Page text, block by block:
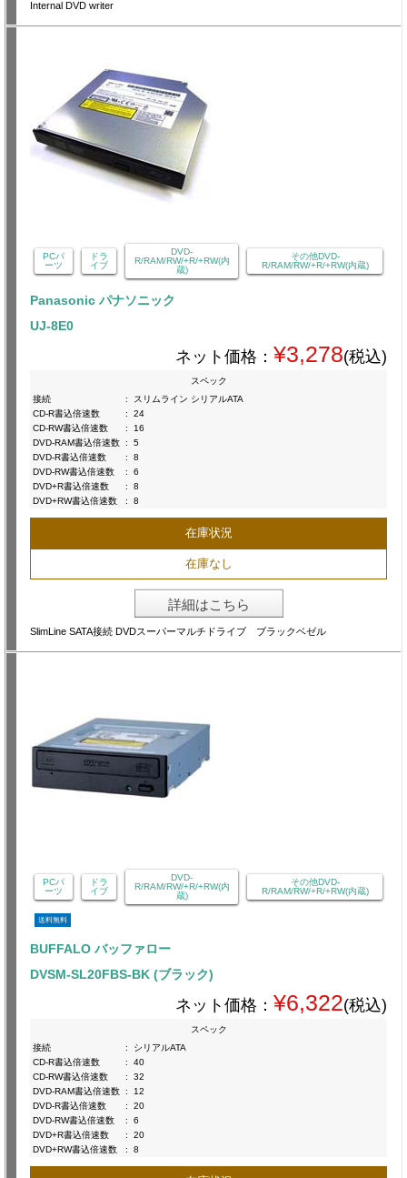
Internal DVD writer
PCパ
ーツ
ドラ
イブ
DVD-
R/RAM/RW/+R/+RW(内
蔵)
その他DVD-
R/RAM/RW/+R/+RW(内蔵)
Panasonic パナソニック
UJ-8E0
ネット価格： ¥3,278(税込)
スペック
接続
:
スリムライン シリアルATA
CD-R書込倍速数
:
24
CD-RW書込倍速数
:
16
DVD-RAM書込倍速数 :
5
DVD-R書込倍速数
:
8
DVD-RW書込倍速数
:
6
DVD+R書込倍速数
:
8
DVD+RW書込倍速数
: 8
在庫状況
在庫なし
詳細はこちら
SlimLine SATA接続 DVDスーパーマルチドライブ ブラックベゼル
PCパ
ーツ
ドラ
イブ
DVD-
R/RAM/RW/+R/+RW(内
蔵)
その他DVD-
R/RAM/RW/+R/+RW(内蔵)
送料無料
BUFFALO バッファロー
DVSM-SL20FBS-BK (ブラック)
ネット価格： ¥6,322(税込)
スペック
接続
:
シリアルATA
CD-R書込倍速数
:
40
CD-RW書込倍速数
:
32
DVD-RAM書込倍速数 :
12
DVD-R書込倍速数
:
20
DVD-RW書込倍速数
:
6
DVD+R書込倍速数
:
20
DVD+RW書込倍速数
: 8